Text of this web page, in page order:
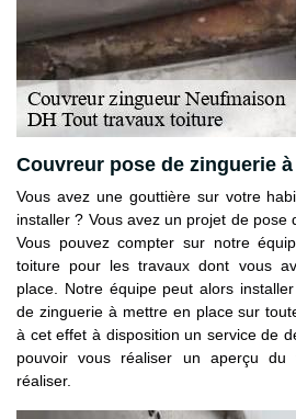
Couvreur pose de zinguerie
Vous avez une gouttière sur votre
installer ? Vous avez un projet de pose
Vous pouvez compter sur notre
toiture pour les travaux dont vous
place. Notre équipe peut alors
de zinguerie à mettre en place sur
à cet effet à disposition un service de
pouvoir vous réaliser un aperçu
réaliser.